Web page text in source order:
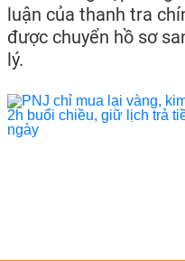
luận của thanh tra
được chuyển hồ sơ
lý.